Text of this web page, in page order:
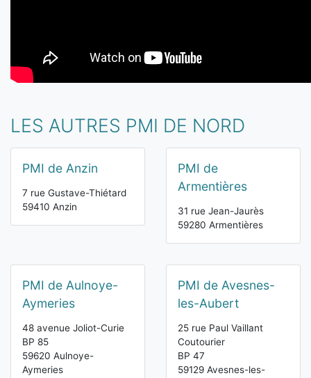
LES AUTRES PMI DE NORD
PMI de Anzin
7 rue Gustave-Thiétard
59410 Anzin
PMI de
Armentières
31 rue Jean-Jaurès
59280 Armentières
PMI de Aulnoye-
Aymeries
48 avenue Joliot-Curie
BP 85
59620 Aulnoye-
Aymeries
PMI de Avesnes-
les-Aubert
25 rue Paul Vaillant
Coutourier
BP 47
59129 Avesnes-les-